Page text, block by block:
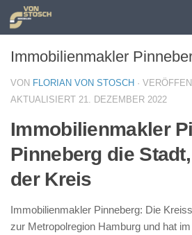
Zum Inhalt springen
Immobilienmakler
VON FLORIAN VON STOSCH ·
AKTUALISIERT 21. DEZEMBER 2022
Immobilienmakler
Pinneberg die
der Kreis
Immobilienmakler Pinneberg: Die
zur Metropolregion Hamburg und hat